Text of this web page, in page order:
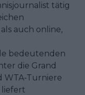
tätig
auch online,
bedeutenden
die Grand
WTA-Turniere
liefert